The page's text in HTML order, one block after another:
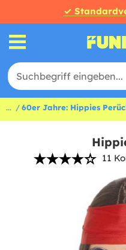
✓
... 60er Jahre: Hippies
11